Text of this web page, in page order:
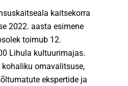
kaitsekorra
2022. aasta esimene
toimub 12.
Lihula kultuurimajas.
omavalitsuse,
ekspertide ja